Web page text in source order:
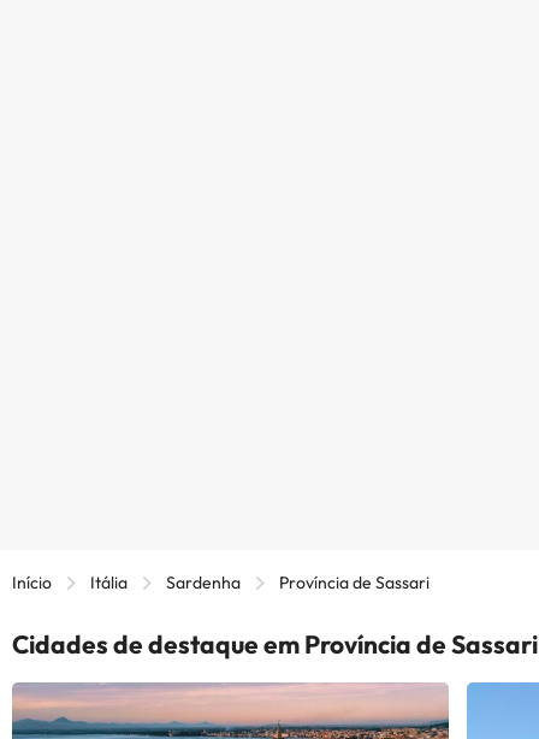
Início Itália Sardenha Província de Sassari
Cidades de destaque em Província de Sassari